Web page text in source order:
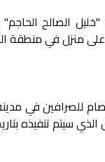
الصالح الحاجم"
منزل في منطقة
سيتم تنفيذه بتاريخ 1/10/